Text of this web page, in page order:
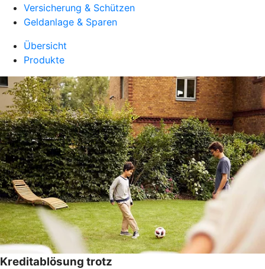
Versicherung & Schützen
Geldanlage & Sparen
Übersicht
Produkte
Kreditablösung trotz